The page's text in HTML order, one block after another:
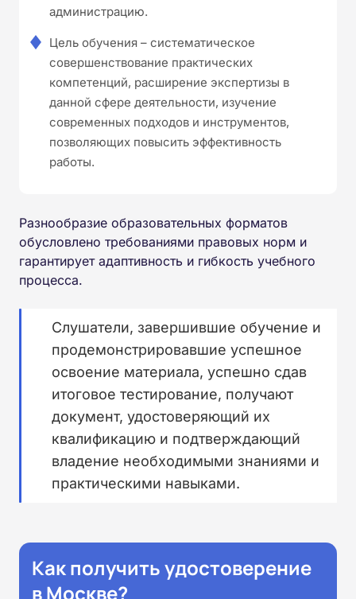
администрацию.
Цель обучения – систематическое
совершенствование практических
компетенций, расширение экспертизы в
данной сфере деятельности, изучение
современных подходов и инструментов,
позволяющих повысить эффективность
работы.
Разнообразие образовательных форматов
обусловлено требованиями правовых норм и
гарантирует адаптивность и гибкость учебного
процесса.
Слушатели, завершившие обучение и
продемонстрировавшие успешное
освоение материала, успешно сдав
итоговое тестирование, получают
документ, удостоверяющий их
квалификацию и подтверждающий
владение необходимыми знаниями и
практическими навыками.
Как получить удостоверение
в Москве?